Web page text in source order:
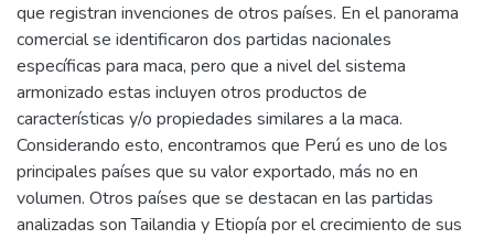
que registran invenciones de otros países. En el panorama
comercial se identificaron dos partidas nacionales
específicas para maca, pero que a nivel del sistema
armonizado estas incluyen otros productos de
características y/o propiedades similares a la maca.
Considerando esto, encontramos que Perú es uno de los
principales países que su valor exportado, más no en
volumen. Otros países que se destacan en las partidas
analizadas son Tailandia y Etiopía por el crecimiento de sus